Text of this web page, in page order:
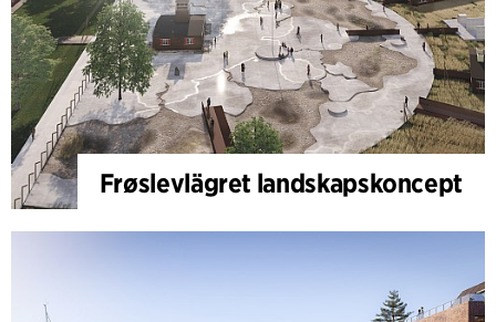
Frøslevlägret landskapskoncept